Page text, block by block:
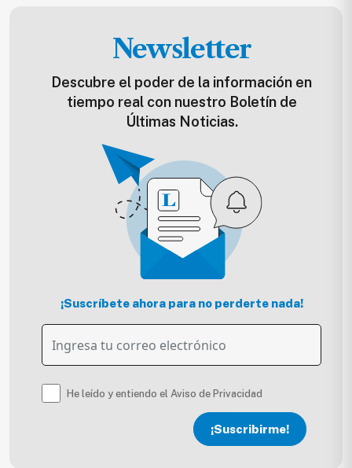
Newsletter
Descubre el poder de la información en
tiempo real con nuestro Boletín de
Últimas Noticias.
¡Suscríbete ahora para no perderte nada!
He leído y entiendo el Aviso de Privacidad
¡Suscribirme!